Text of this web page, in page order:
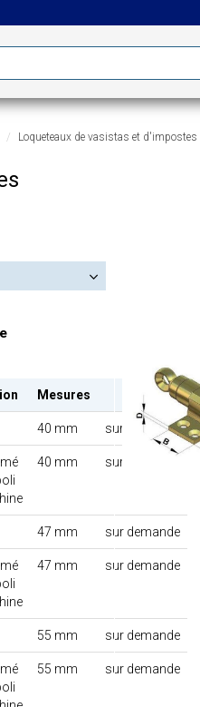
Loqueteaux de vasistas et d'impostes
Mesures
40 mm sur demande
40 mm sur demande
47 mm sur demande
47 mm sur demande
55 mm sur demande
55 mm sur demande